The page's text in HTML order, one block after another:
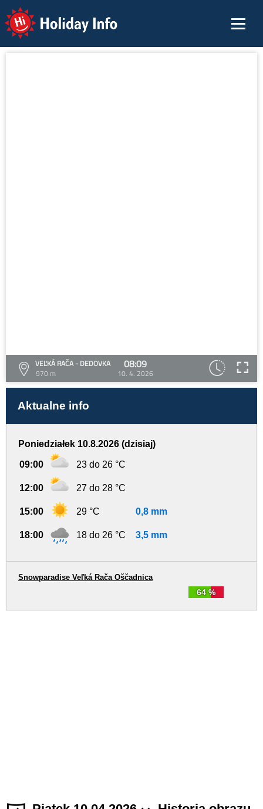
Holiday Info
VEĽKÁ RAČA - DEDOVKA
970 m
08:09
10. 4. 2026
Aktualne info
Poniedziałek 10.8.2026 (dzisiaj)
09:00 23 do 26 °C
12:00 27 do 28 °C
15:00 29 °C 0,8 mm
18:00 18 do 26 °C 3,5 mm
64 %
Snowparadise Veľká Rača Oščadnica